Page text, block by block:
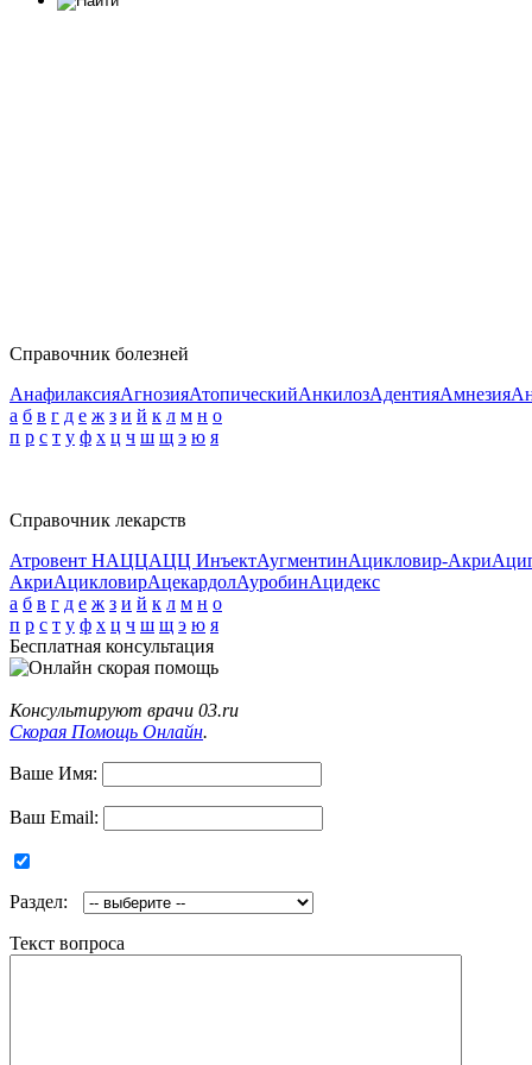
Справочник болезней
АнафилаксияАгнозияАтопическийАнкилозАдентияАмнезия
а б в г д е ж з и й к л м н о
п р с т у ф х ц ч ш щ э ю я
Справочник лекарств
Атровент НАЦЦАЦЦ ИнъектАугментинАцикловир-Акри
АкриАцикловирАцекардолАуробинАцидекс
а б в г д е ж з и й к л м н о
п р с т у ф х ц ч ш щ э ю я
Бесплатная консультация
Консультируют врачи 03.ru
Скорая Помощь Онлайн.
Ваше Имя:
Ваш Email:
Раздел:
Текст вопроса